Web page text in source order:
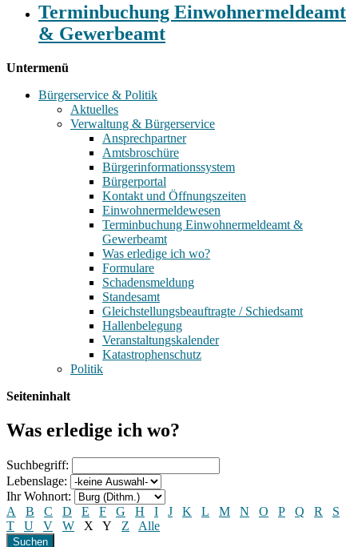
Terminbuchung Einwohnermeldeamt
& Gewerbeamt
Untermenü
Bürgerservice & Politik
Aktuelles
Verwaltung & Bürgerservice
Ansprechpartner
Amtsbroschüre
Bürgerinformationssystem
Bürgerportal
Kontakt und Öffnungszeiten
Einwohnermeldewesen
Terminbuchung Einwohnermeldeamt &
Gewerbeamt
Was erledige ich wo?
Formulare
Schadensmeldung
Standesamt
Gleichstellungsbeauftragte / Schiedsamt
Hallenbelegung
Veranstaltungskalender
Katastrophenschutz
Politik
Seiteninhalt
Was erledige ich wo?
Suchbegriff:
Lebenslage:
Ihr Wohnort:
A
B C D E F G H I J K L M N O P Q R
S
T
U V W X Y Z Alle